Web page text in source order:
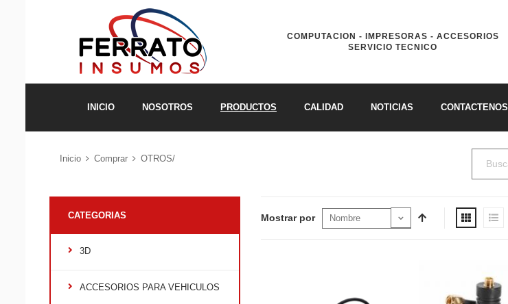
COMPUTACION - IMPRESORAS - ACCESORIOS
SERVICIO TECNICO
INICIO NOSOTROS PRODUCTOS CALIDAD NOTICIAS CONTACTENOS
Inicio Comprar OTROS/
Mostrar por
CATEGORIAS
3D
ACCESORIOS PARA VEHICULOS